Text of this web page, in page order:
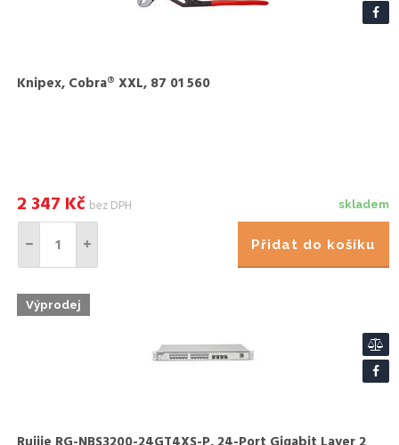
Knipex, Cobra® XXL, 87 01 560
skladem
2 347 Kč bez DPH
Přidat do košíku
Výprodej